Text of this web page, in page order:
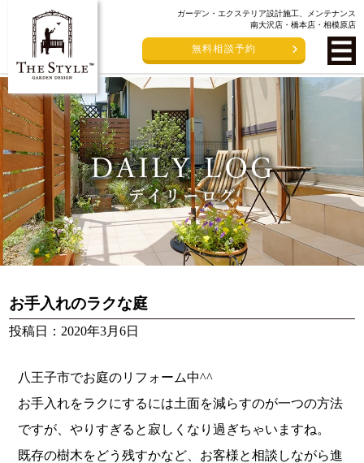
無料相談予約
ガーデン・エクステリア設計施工、メンテナンス
南大沢店・橋本店・相模原店
お手入れのラクな庭
投稿日：2020年3月6日
八王子市でお庭のリフォーム中^^
お手入れをラクにするには土面を減らすのが一つの方法
ですが、やりすぎると寂しくなり過ぎちゃいますね。
既存の樹木をどう残すかなど、お客様と相談しながら進